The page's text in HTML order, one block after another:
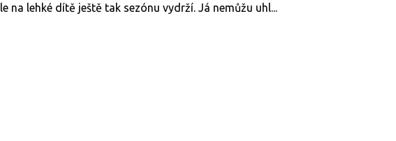
na lehké dítě ještě tak sezónu vydrží. Já nemůžu uhl...